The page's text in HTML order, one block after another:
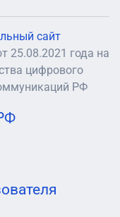
сайт
25.08.2021 года на
цифрового
РФ